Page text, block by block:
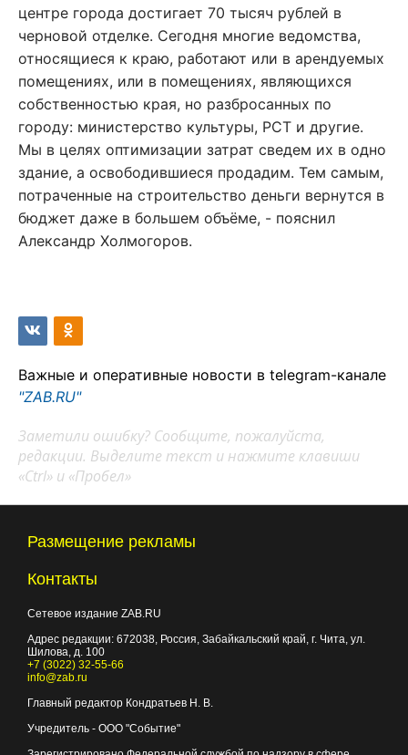
центре города достигает 70 тысяч рублей в
черновой отделке. Сегодня многие ведомства,
относящиеся к краю, работают или в арендуемых
помещениях, или в помещениях, являющихся
собственностью края, но разбросанных по
городу: министерство культуры, РСТ и другие.
Мы в целях оптимизации затрат сведем их в одно
здание, а освободившиеся продадим. Тем самым,
потраченные на строительство деньги вернутся в
бюджет даже в большем объёме, - пояснил
Александр Холмогоров.
Важные и оперативные новости в telegram-канале
"ZAB.RU"
Заметили ошибку? Сообщите, пожалуйста,
редакции. Выделите текст и нажмите клавиши
«Ctrl» и «Пробел»
Размещение рекламы
Контакты
Сетевое издание ZAB.RU
Адрес редакции: 672038, Россия, Забайкальский край, г. Чита, ул.
Шилова, д. 100
+7 (3022) 32-55-66
info@zab.ru
Главный редактор Кондратьев Н. В.
Учредитель - ООО "Событие"